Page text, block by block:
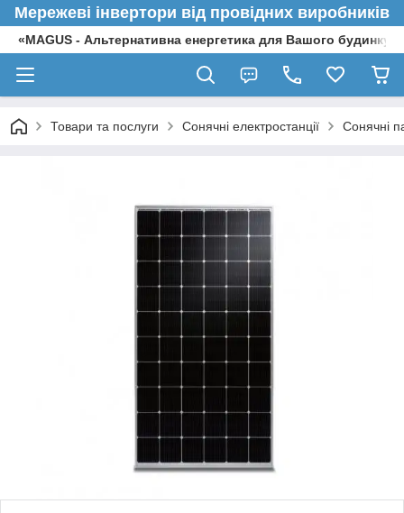
Мережеві інвертори від провідних виробників
«MAGUS - Альтернативна енергетика для Вашого будинку»
Товари та послуги Сонячні електростанції Сонячні